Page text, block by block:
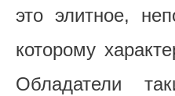
это элитное,
которому
Обладатели